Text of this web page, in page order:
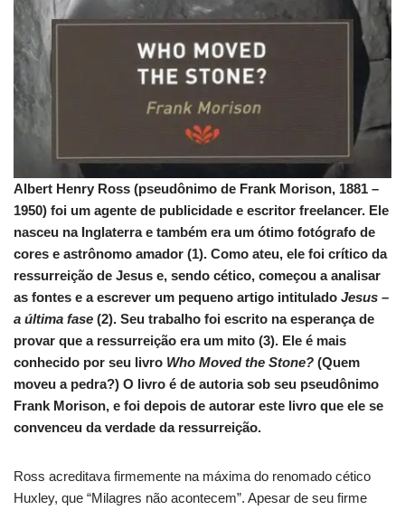
Albert Henry Ross (pseudônimo de Frank Morison, 1881 –
1950) foi um agente de publicidade e escritor freelancer. Ele
nasceu na Inglaterra e também era um ótimo fotógrafo de
cores e astrônomo amador (1). Como ateu, ele foi crítico da
ressurreição de Jesus e, sendo cético, começou a analisar
as fontes e a escrever um pequeno artigo intitulado Jesus –
a última fase (2). Seu trabalho foi escrito na esperança de
provar que a ressurreição era um mito (3). Ele é mais
conhecido por seu livro Who Moved the Stone? (Quem
moveu a pedra?) O livro é de autoria sob seu pseudônimo
Frank Morison, e foi depois de autorar este livro que ele se
convenceu da verdade da ressurreição.
Ross acreditava firmemente na máxima do renomado cético
Huxley, que “Milagres não acontecem”. Apesar de seu firme